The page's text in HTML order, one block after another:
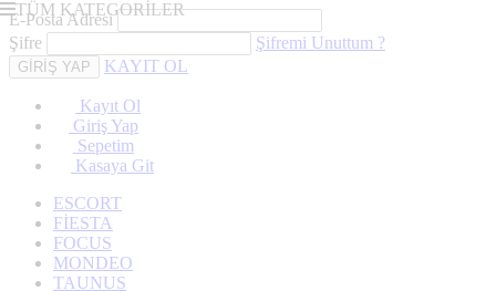
E-Posta Adresi
Şifre
Şifremi Unuttum ?
KAYIT OL
Kayıt Ol
Giriş Yap
Sepetim
Kasaya Git
ESCORT
FİESTA
FOCUS
MONDEO
TAUNUS
TÜM KATEGORİLER